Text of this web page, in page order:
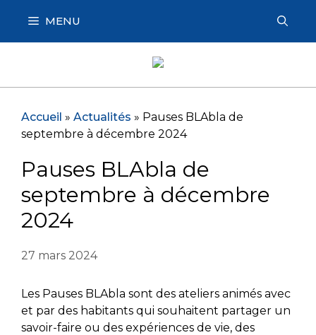
contenu
MENU
Accueil » Actualités » Pauses BLAbla de
septembre à décembre 2024
Pauses BLAbla de
septembre à décembre
2024
27 mars 2024
Les Pauses BLAbla sont des ateliers animés avec
et par des habitants qui souhaitent partager un
savoir-faire ou des expériences de vie, des